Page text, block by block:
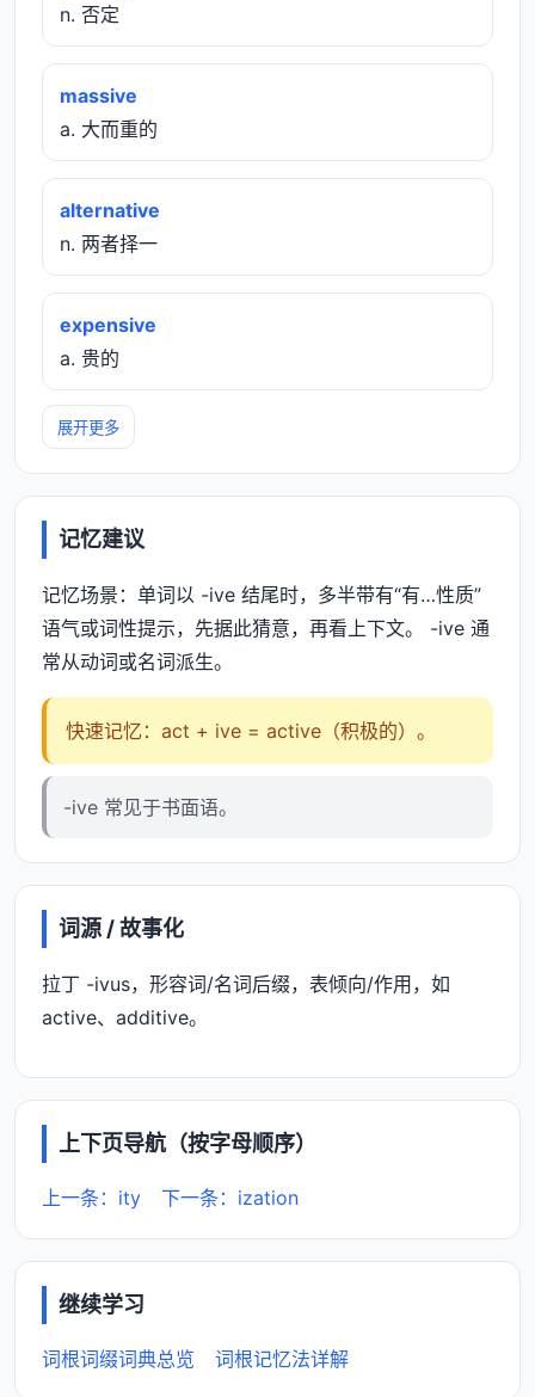
n. 否定
massive
a. 大而重的
alternative
n. 两者择一
expensive
a. 贵的
展开更多
记忆建议
记忆场景：单词以 -ive 结尾时，多半带有“有…性质”
语气或词性提示，先据此猜意，再看上下文。 -ive 通
常从动词或名词派生。
快速记忆：act + ive = active（积极的）。
-ive 常见于书面语。
词源 / 故事化
拉丁 -ivus，形容词/名词后缀，表倾向/作用，如
active、additive。
上下页导航（按字母顺序）
上一条：ity 下一条：ization
继续学习
词根词缀词典总览 词根记忆法详解